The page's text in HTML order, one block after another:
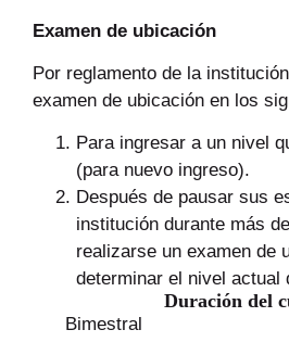
Examen de ubicación
Por reglamento de la
examen de ubicación en los
Para ingresar a un nivel
(para nuevo ingreso).
Después de pausar sus
institución durante más
realizarse un examen de
determinar el nivel actual
Duración del
Bimestral